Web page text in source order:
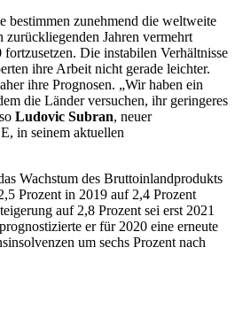
bestimmen zunehmend die weltweite
Jahren vermehrt
fortzusetzen. Die instabilen Verhältnisse
ihre Arbeit nicht gerade leichter.
ihre Prognosen. „Wir haben ein
die Länder versuchen, ihr geringeres
Ludovic Subran, neuer
in seinem aktuellen
Wachstum des Bruttoinlandprodukts
Prozent in 2019 auf 2,4 Prozent
auf 2,8 Prozent sei erst 2021
er für 2020 eine erneute
um sechs Prozent nach